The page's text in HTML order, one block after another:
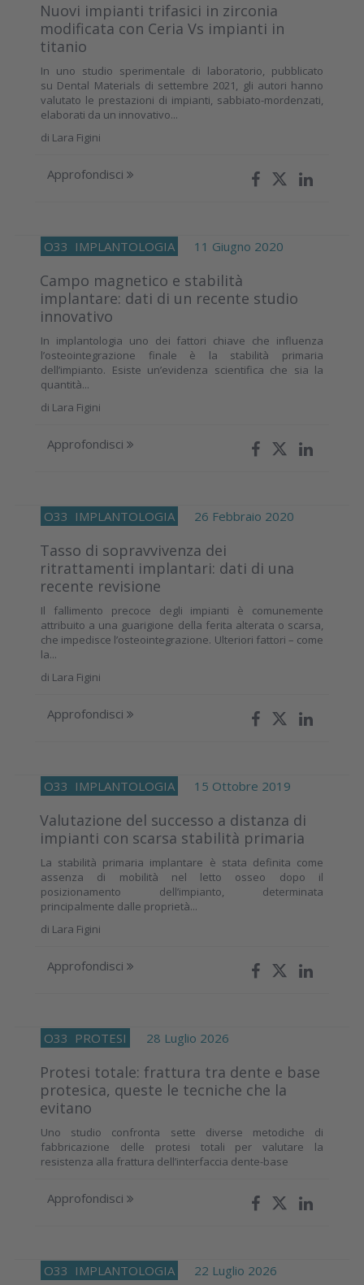
Nuovi impianti trifasici in zirconia
modificata con Ceria Vs impianti in
titanio
In uno studio sperimentale di laboratorio, pubblicato
su Dental Materials di settembre 2021, gli autori hanno
valutato le prestazioni di impianti, sabbiato-mordenzati,
elaborati da un innovativo...
di Lara Figini
Approfondisci
O33 IMPLANTOLOGIA 11 Giugno 2020
Campo magnetico e stabilità
implantare: dati di un recente studio
innovativo
In implantologia uno dei fattori chiave che influenza
l’osteointegrazione finale è la stabilità primaria
dell’impianto. Esiste un’evidenza scientifica che sia la
quantità...
di Lara Figini
Approfondisci
O33 IMPLANTOLOGIA 26 Febbraio 2020
Tasso di sopravvivenza dei
ritrattamenti implantari: dati di una
recente revisione
Il fallimento precoce degli impianti è comunemente
attribuito a una guarigione della ferita alterata o scarsa,
che impedisce l’osteointegrazione. Ulteriori fattori – come
la...
di Lara Figini
Approfondisci
O33 IMPLANTOLOGIA 15 Ottobre 2019
Valutazione del successo a distanza di
impianti con scarsa stabilità primaria
La stabilità primaria implantare è stata definita come
assenza di mobilità nel letto osseo dopo il
posizionamento dell’impianto, determinata
principalmente dalle proprietà...
di Lara Figini
Approfondisci
O33 PROTESI 28 Luglio 2026
Protesi totale: frattura tra dente e base
protesica, queste le tecniche che la
evitano
Uno studio confronta sette diverse metodiche di
fabbricazione delle protesi totali per valutare la
resistenza alla frattura dell’interfaccia dente-base
Approfondisci
O33 IMPLANTOLOGIA 22 Luglio 2026